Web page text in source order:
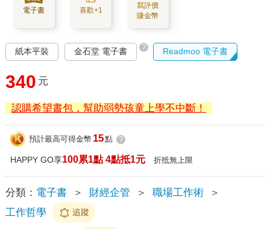
電子書 喜歡+1
寫評價
賺金幣
紙本平裝 金石堂 電子書 ? Readmoo 電子書
340 元
認購希望書包，幫助弱勢孩童上學不中斷！
預計最高可得金幣 15點 ?
HAPPY GO享100累1點 4點抵1元 折抵無上限
分類： 電子書 ＞ 財經企管 ＞ 職場工作術
＞
工作哲學
追蹤